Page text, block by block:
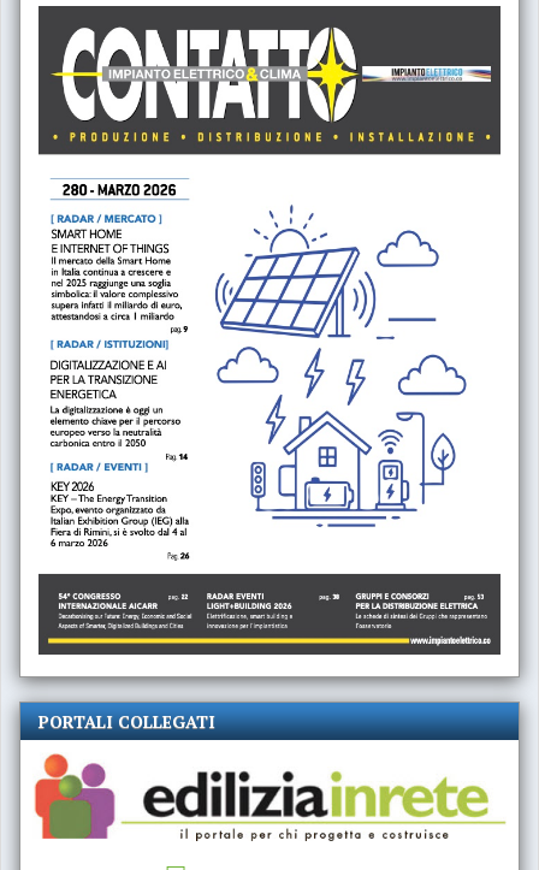
PORTALI COLLEGATI